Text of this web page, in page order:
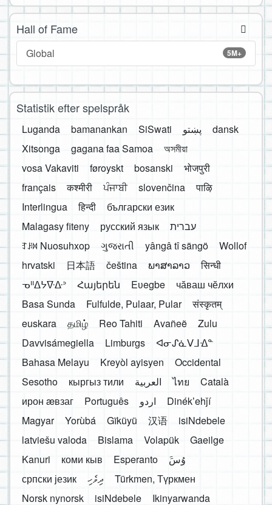
Hall of Fame
5M+
Global
Statistik efter spelspråk
Luganda bamanankan SiSwati پښتو
dansk
Xitsonga
gagana faa Samoa
অসমীয়া
vosa Vakaviti
føroyskt bosanski
भोजपुरी
français
कश्मीरी ਪੰਜਾਬੀ slovenčina
पाऴि
Interlingua
हिन्दी
български език
Malagasy fiteny
русский язык
עברית
ꆈꌠ꒿ Nuosuhxop
ગુજરાતી yângâ tî sängö
Wollof
hrvatski
日本語 čeština ພາສາລາວ
सिन्धी
ᓀᐦᐃᔭᐍᐏᐣ
Հայերեն Eʋegbe
чӑваш чӗлхи
Basa Sunda
Fulfulde, Pulaar, Pular
संस्कृतम्
euskara
தமிழ் Reo Tahiti Avañeẽ
Zulu
Davvisámegiella
Limburgs
ᐊᓂᔑᓈᐯᒧᐎᓐ
Bahasa Melayu
Kreyòl ayisyen
Occidental
Sesotho
кыргыз тили العربية ไทย
Català
ирон æвзаг
Português اردو
Dinékʼehǰí
Magyar
Yorùbá Gĩkũyũ 汉语
isiNdebele
latviešu valoda
Bislama Volapük
Gaeilge
Kanuri
коми кыв Esperanto
َوُسَ
српски језик
ދިވެހި
Türkmen, Түркмен
Norsk nynorsk
isiNdebele Ikinyarwanda